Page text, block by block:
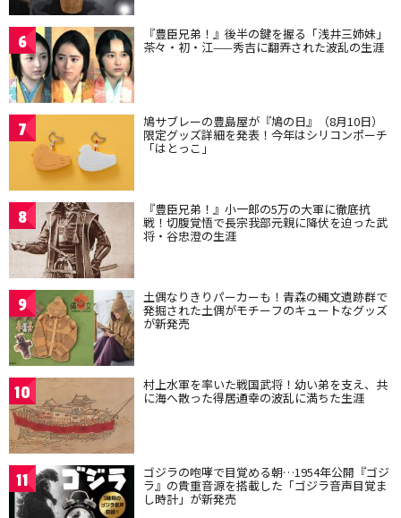
6 『豊臣兄弟！』後半の鍵を握る「浅井三姉妹」
茶々・初・江——秀吉に翻弄された波乱の生涯
7 鳩サブレーの豊島屋が『鳩の日』（8月10日）
限定グッズ詳細を発表！今年はシリコンポーチ
「はとっこ」
8 『豊臣兄弟！』小一郎の5万の大軍に徹底抗
戦！切腹覚悟で長宗我部元親に降伏を迫った武
将・谷忠澄の生涯
9 土偶なりきりパーカーも！青森の縄文遺跡群で
発掘された土偶がモチーフのキュートなグッズ
が新発売
10 村上水軍を率いた戦国武将！幼い弟を支え、共
に海へ散った得居通幸の波乱に満ちた生涯
11 ゴジラの咆哮で目覚める朝…1954年公開『ゴジ
ラ』の貴重音源を搭載した「ゴジラ音声目覚ま
し時計」が新発売